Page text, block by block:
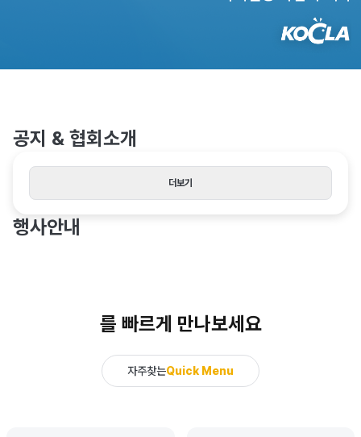
공지 & 협회소개
더보기
행사안내
를 빠르게 만나보세요
자주찾는Quick Menu